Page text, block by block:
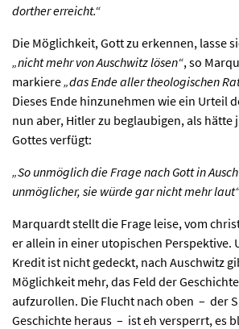
dorther erreicht.“
Die Möglichkeit, Gott zu erkennen, lasse
„nicht mehr von Auschwitz lösen“, so
markiere„das Ende aller theologischen
Dieses Ende hinzunehmen wie ein Urteil
nun aber, Hitler zu beglaubigen, als hätte
Gottes verfügt:
„So unmöglich die Frage nach Gott in
unmöglicher, sie würde gar nicht mehr
Marquardt stellt die Frage leise, vom
er allein in einer utopischen Perspektive.
Kredit ist nicht gedeckt, nach Auschwitz
Möglichkeit mehr, das Feld der
aufzurollen. Die Flucht nach oben – der
Geschichte heraus – ist eh versperrt, es